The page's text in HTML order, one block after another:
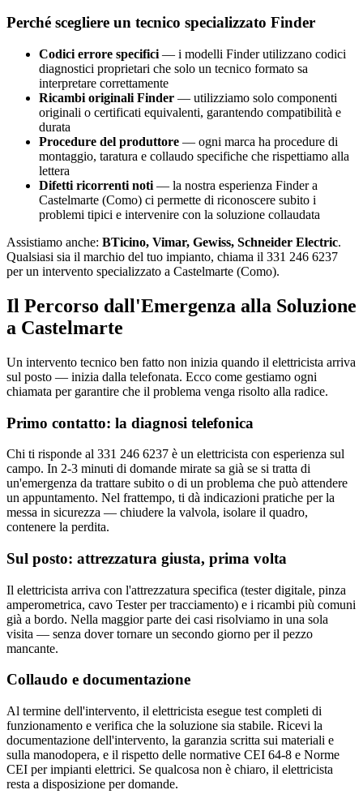
Perché scegliere un tecnico specializzato Finder
Codici errore specifici — i modelli Finder utilizzano codici
diagnostici proprietari che solo un tecnico formato sa
interpretare correttamente
Ricambi originali Finder — utilizziamo solo componenti
originali o certificati equivalenti, garantendo compatibilità e
durata
Procedure del produttore — ogni marca ha procedure di
montaggio, taratura e collaudo specifiche che rispettiamo alla
lettera
Difetti ricorrenti noti — la nostra esperienza Finder a
Castelmarte (Como) ci permette di riconoscere subito i
problemi tipici e intervenire con la soluzione collaudata
Assistiamo anche: BTicino, Vimar, Gewiss, Schneider Electric.
Qualsiasi sia il marchio del tuo impianto, chiama il 331 246 6237
per un intervento specializzato a Castelmarte (Como).
Il Percorso dall'Emergenza alla Soluzione
a Castelmarte
Un intervento tecnico ben fatto non inizia quando il elettricista arriva
sul posto — inizia dalla telefonata. Ecco come gestiamo ogni
chiamata per garantire che il problema venga risolto alla radice.
Primo contatto: la diagnosi telefonica
Chi ti risponde al 331 246 6237 è un elettricista con esperienza sul
campo. In 2-3 minuti di domande mirate sa già se si tratta di
un'emergenza da trattare subito o di un problema che può attendere
un appuntamento. Nel frattempo, ti dà indicazioni pratiche per la
messa in sicurezza — chiudere la valvola, isolare il quadro,
contenere la perdita.
Sul posto: attrezzatura giusta, prima volta
Il elettricista arriva con l'attrezzatura specifica (tester digitale, pinza
amperometrica, cavo Tester per tracciamento) e i ricambi più comuni
già a bordo. Nella maggior parte dei casi risolviamo in una sola
visita — senza dover tornare un secondo giorno per il pezzo
mancante.
Collaudo e documentazione
Al termine dell'intervento, il elettricista esegue test completi di
funzionamento e verifica che la soluzione sia stabile. Ricevi la
documentazione dell'intervento, la garanzia scritta sui materiali e
sulla manodopera, e il rispetto delle normative CEI 64-8 e Norme
CEI per impianti elettrici. Se qualcosa non è chiaro, il elettricista
resta a disposizione per domande.